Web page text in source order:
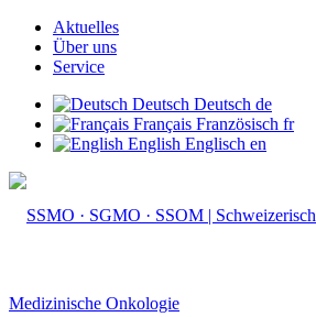
Aktuelles
Über uns
Service
Deutsch Deutsch de
Français Französisch fr
English Englisch en